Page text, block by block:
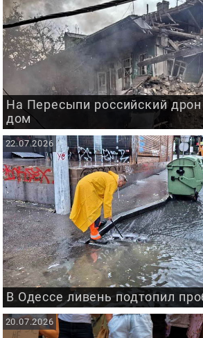
На Пересыпи российский
дом
В Одессе ливень подтопил
22.07.2026
20.07.2026